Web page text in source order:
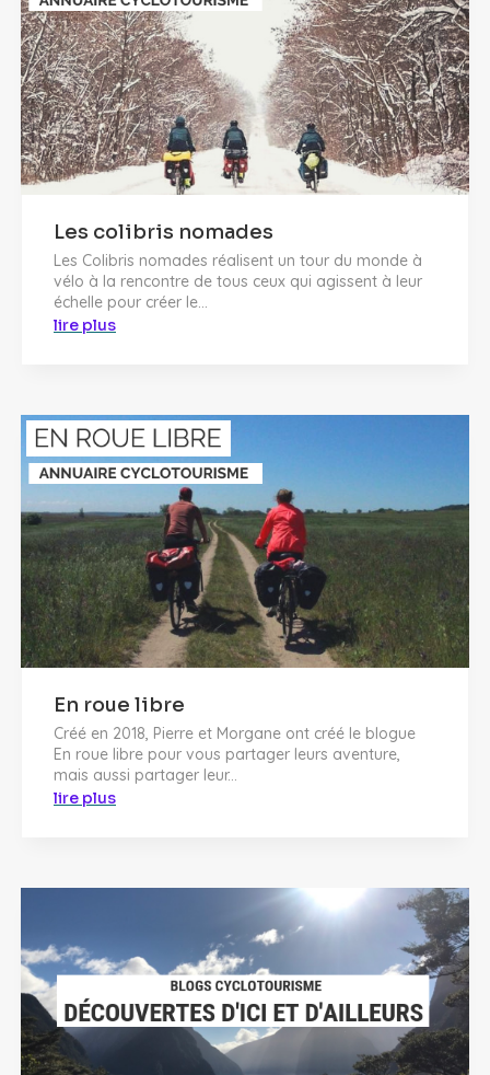
Les colibris nomades
Les Colibris nomades réalisent un tour du monde à
vélo à la rencontre de tous ceux qui agissent à leur
échelle pour créer le...
lire plus
En roue libre
Créé en 2018, Pierre et Morgane ont créé le blogue
En roue libre pour vous partager leurs aventure,
mais aussi partager leur...
lire plus